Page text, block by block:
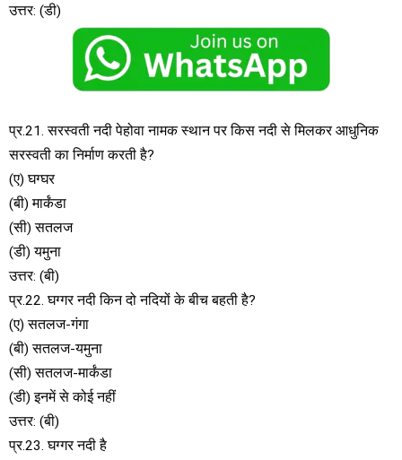
उत्तर: (डी)
प्र.21. सरस्वती नदी पेहोवा नामक स्थान पर किस नदी से मिलकर आधुनिक
सरस्वती का निर्माण करती है?
(ए) घग्घर
(बी) मार्कंडा
(सी) सतलज
(डी) यमुना
उत्तर: (बी)
प्र.22. घग्गर नदी किन दो नदियों के बीच बहती है?
(ए) सतलज-गंगा
(बी) सतलज-यमुना
(सी) सतलज-मार्कंडा
(डी) इनमें से कोई नहीं
उत्तर: (बी)
प्र.23. घग्गर नदी है